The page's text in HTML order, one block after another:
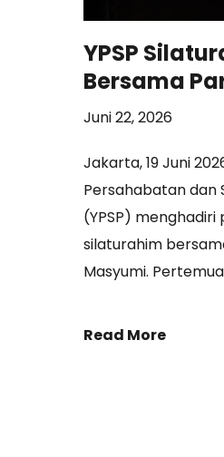
YPSP
Bersama
Juni 22, 2026
Jakarta, 19 Juni
Persahabatan dan
(YPSP)
silaturahim
Masyumi.
Read More